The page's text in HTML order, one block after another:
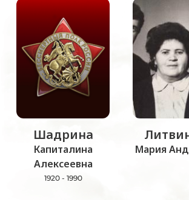
Шадрина
Капиталина
Алексеевна
1920 - 1990
Мария